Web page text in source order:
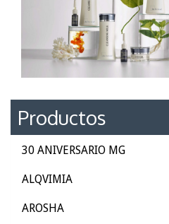
Productos
30 ANIVERSARIO MG
ALQVIMIA
AROSHA